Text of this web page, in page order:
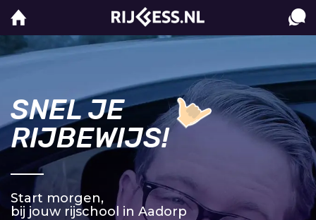
SNEL JE
RIJBEWIJS!
Start morgen,
bij jouw rijschool in Aadorp